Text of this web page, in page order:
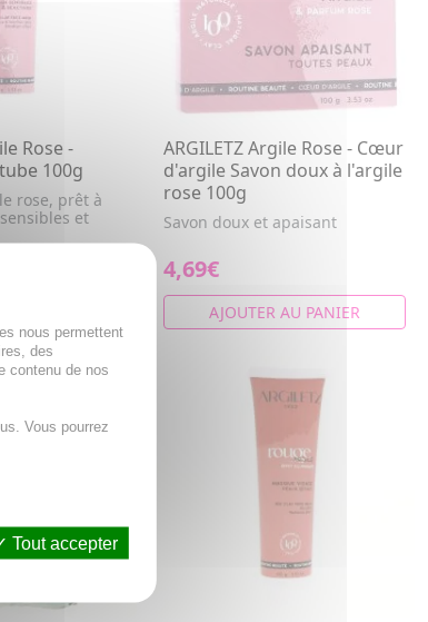
Rose -
100g
rose, prêt à
et
ARGILETZ Argile Rose - Cœur
d'argile Savon doux à l'argile
rose 100g
Savon doux et apaisant
4,69€
AJOUTER AU PANIER
nous permettent
des
contenu de nos
Vous pourrez
Tout accepter